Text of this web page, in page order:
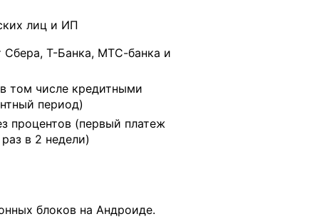
лиц и ИП
Сбера, Т-Банка, МТС-банка и
том числе кредитными
период)
процентов (первый платеж
в 2 недели)
блоков на Андроиде.